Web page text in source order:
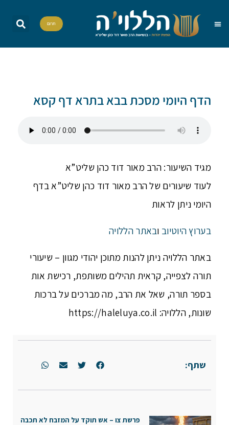
תרום
שתף:
פרשת צו – אש תוקד על המזבח לא תכבה
הדף היומי מסכת בבא בתרא דף קסא
מגיד השיעור: הרב מאור דוד כהן שליט”א
לעוד שיעורים של הרב מאור דוד כהן שליט”א בדף
היומי ניתן לראות
בערוץ היוטיוב ובאתר הללויה
באתר הללויה ניתן להנות מתוכן יהודי מגוון – שיעורי
תורה לצפייה, קראית תהילים משותפת, רכישת אות
בספר תורה, שאל את הרב, מה מברכים על ברכות
שונות, הללויה: https://haleluya.co.il